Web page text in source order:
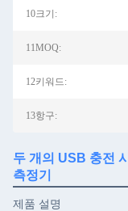
10크기:
11MOQ:
12키워드:
13항구:
두 개의 USB 충전
측정기
제품 설명